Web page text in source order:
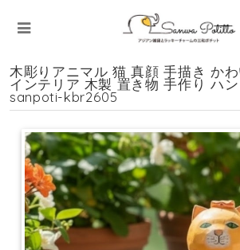
木彫りアニマル 猫 真顔 手描き か
インテリア 木製 置き物 手作り ハ
sanpoti-kbr2605